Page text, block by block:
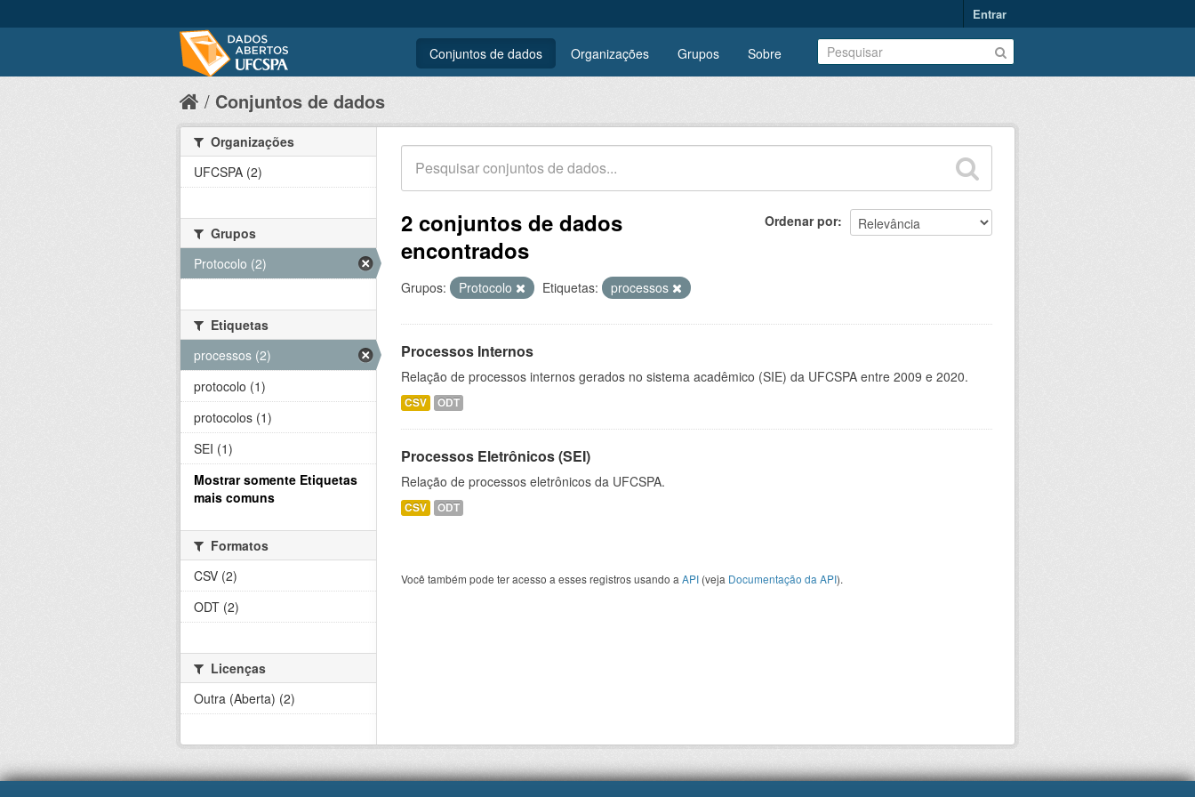
Entrar
Conjuntos de dados Organizações Grupos Sobre
Conjuntos de dados
Ordenar por
2 conjuntos de dados
encontrados
Grupos: Protocolo Etiquetas: processos
Processos Internos
Relação de processos internos gerados no sistema acadêmico (SIE) da UFCSPA entre 2009 e 2020.
CSV ODT
Processos Eletrônicos (SEI)
Relação de processos eletrônicos da UFCSPA.
CSV ODT
Você também pode ter acesso a esses registros usando a API (veja Documentação da API).
Organizações
UFCSPA (2)
Grupos
Protocolo (2)
Etiquetas
processos (2)
protocolo (1)
protocolos (1)
SEI (1)
Mostrar somente Etiquetas
mais comuns
Formatos
CSV (2)
ODT (2)
Licenças
Outra (Aberta) (2)